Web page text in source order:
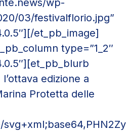
wp-
03/festivalflorio.jpg”
et_pb_image]
type=”1_2″
edizione a
Protetta delle